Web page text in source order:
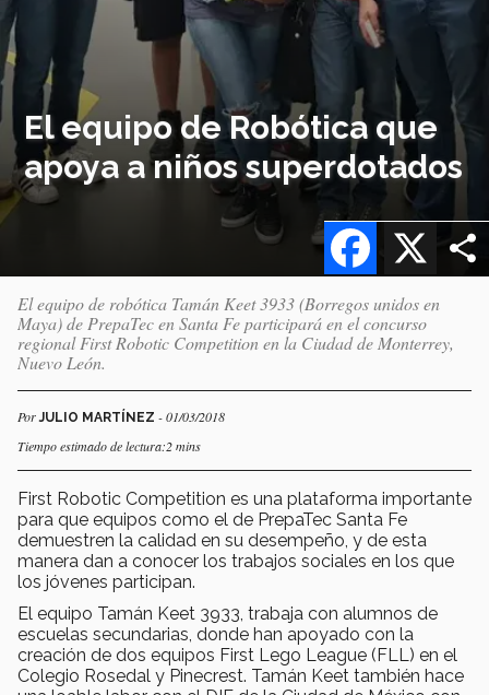
El equipo de Robótica que
apoya a niños superdotados
X
Facebook
El equipo de robótica Tamán Keet 3933 (Borregos unidos en
Maya) de PrepaTec en Santa Fe participará en el concurso
regional First Robotic Competition en la Ciudad de Monterrey,
Nuevo León.
PorJULIO MARTÍNEZ - 01/03/2018
Tiempo estimado de lectura:2 mins
First Robotic Competition es una plataforma importante
para que equipos como el de PrepaTec Santa Fe
demuestren la calidad en su desempeño, y de esta
manera dan a conocer los trabajos sociales en los que
los jóvenes participan.
El equipo Tamán Keet 3933, trabaja con alumnos de
escuelas secundarias, donde han apoyado con la
creación de dos equipos First Lego League (FLL) en el
Colegio Rosedal y Pinecrest. Tamán Keet también hace